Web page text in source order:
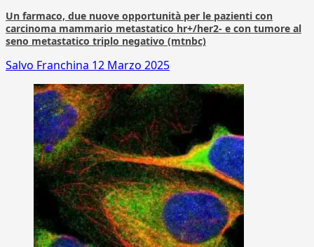
Un farmaco, due nuove opportunità per le pazienti con
carcinoma mammario metastatico hr+/her2- e con tumore al
seno metastatico triplo negativo (mtnbc)
Salvo Franchina 12 Marzo 2025